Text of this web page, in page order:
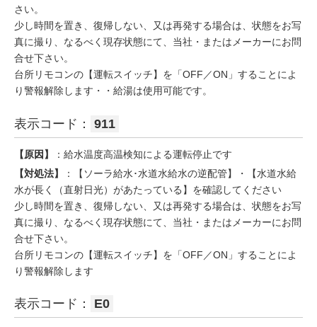
さい。
少し時間を置き、復帰しない、又は再発する場合は、状態をお写
真に撮り、なるべく現存状態にて、当社・またはメーカーにお問
合せ下さい。
台所リモコンの【運転スイッチ】を「OFF／ON」することによ
り警報解除します・・給湯は使用可能です。
表示コード： 911
【原因】
：給水温度高温検知による運転停止です
【対処法】
：【ソーラ給水･水道水給水の逆配管】・【水道水給
水が長く（直射日光）があたっている】を確認してください
少し時間を置き、復帰しない、又は再発する場合は、状態をお写
真に撮り、なるべく現存状態にて、当社・またはメーカーにお問
合せ下さい。
台所リモコンの【運転スイッチ】を「OFF／ON」することによ
り警報解除します
表示コード： E0